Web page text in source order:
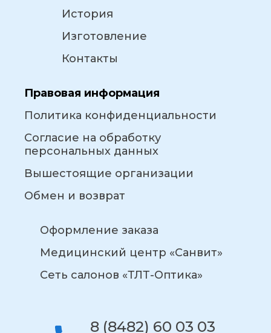
История
Изготовление
Контакты
Правовая информация
Политика конфиденциальности
Согласие на обработку
персональных данных
Вышестоящие организации
Обмен и возврат
Оформление заказа
Медицинский центр «Санвит»
Сеть салонов «ТЛТ-Оптика»
8 (8482) 60 03 03